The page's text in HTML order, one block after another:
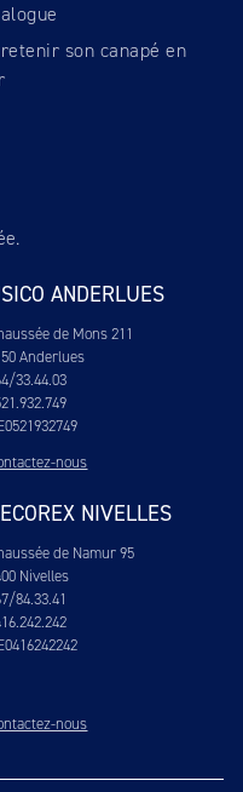
son canapé en
.
ANDERLUES
de Mons 211
Anderlues
33.44.03
nous
NIVELLES
de Namur 95
Nivelles
84.33.41
nous